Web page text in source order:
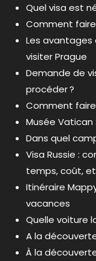
Quel visa est
Comment
Les avantages
visiter Prague
Demande de
procéder ?
Comment
Musée Vatican
Dans quel
Visa Russie :
temps, coût,
Itinéraire
vacances
Quelle voiture
A la
À la